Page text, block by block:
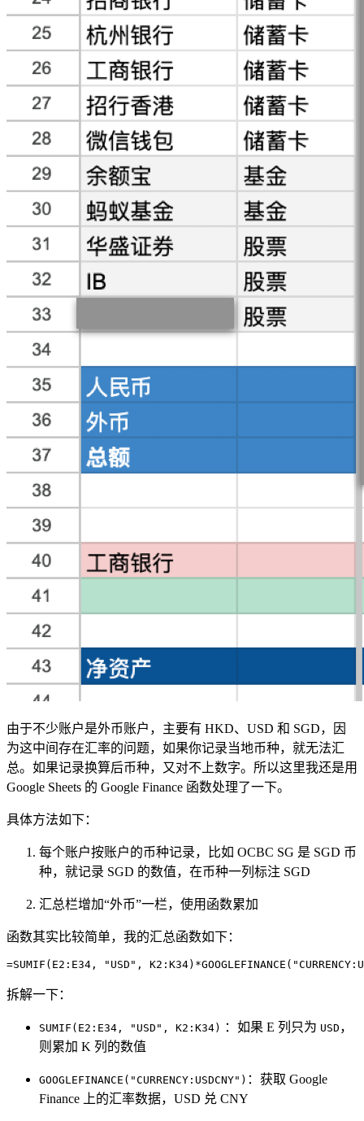
由于不少账户是外币账户，主要有 HKD、USD 和 SGD，因
为这中间存在汇率的问题，如果你记录当地币种，就无法汇
总。如果记录换算后币种，又对不上数字。所以这里我还是用
Google Sheets 的 Google Finance 函数处理了一下。
具体方法如下：
每个账户按账户的币种记录，比如 OCBC SG 是 SGD 币
种，就记录 SGD 的数值，在币种一列标注 SGD
汇总栏增加“外币”一栏，使用函数累加
函数其实比较简单，我的汇总函数如下：
拆解一下：
SUMIF(E2:E34, "USD", K2:K34) ：如果 E 列只为 USD ，
则累加 K 列的数值
GOOGLEFINANCE("CURRENCY:USDCNY") ：获取 Google
Finance 上的汇率数据，USD 兑 CNY